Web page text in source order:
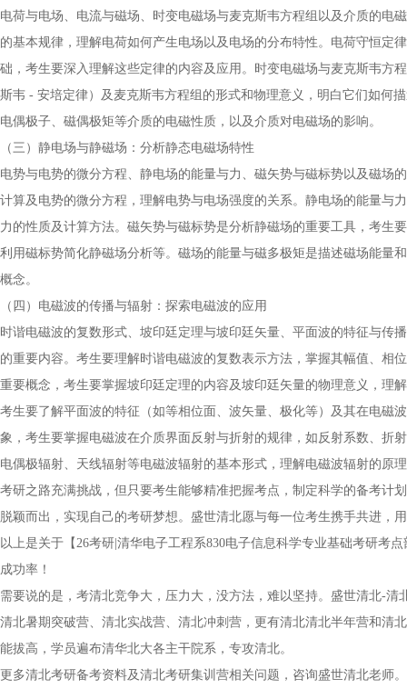
电荷与电场、电流与磁场、时变电磁场与麦克斯韦方程组以及介质的电
的基本规律，理解电荷如何产生电场以及电场的分布特性。电荷守恒定
础，考生要深入理解这些定律的内容及应用。时变电磁场与麦克斯韦方
斯韦 - 安培定律）及麦克斯韦方程组的形式和物理意义，明白它们如何
电偶极子、磁偶极矩等介质的电磁性质，以及介质对电磁场的影响。
（三）静电场与静磁场：分析静态电磁场特性
电势与电势的微分方程、静电场的能量与力、磁矢势与磁标势以及磁场
计算及电势的微分方程，理解电势与电场强度的关系。静电场的能量与
力的性质及计算方法。磁矢势与磁标势是分析静磁场的重要工具，考生
利用磁标势简化静磁场分析等。磁场的能量与磁多极矩是描述磁场能量
概念。
（四）电磁波的传播与辐射：探索电磁波的应用
时谐电磁波的复数形式、坡印廷定理与坡印廷矢量、平面波的特征与传
的重要内容。考生要理解时谐电磁波的复数表示方法，掌握其幅值、相
重要概念，考生要掌握坡印廷定理的内容及坡印廷矢量的物理意义，理
考生要了解平面波的特征（如等相位面、波矢量、极化等）及其在电磁
象，考生要掌握电磁波在介质界面反射与折射的规律，如反射系数、折
电偶极辐射、天线辐射等电磁波辐射的基本形式，理解电磁波辐射的原
考研之路充满挑战，但只要考生能够精准把握考点，制定科学的备考计
脱颖而出，实现自己的考研梦想。盛世清北愿与每一位考生携手共进，
以上是关于【26考研|清华电子工程系830电子信息科学专业基础考研考
成功率！
需要说的是，考清北竞争大，压力大，没方法，难以坚持。盛世清北-
清北暑期突破营、清北实战营、清北冲刺营，更有清北清北半年营和清
能拔高，学员遍布清华北大各主干院系，专攻清北。
更多清北考研备考资料及清北考研集训营相关问题，咨询盛世清北老师。